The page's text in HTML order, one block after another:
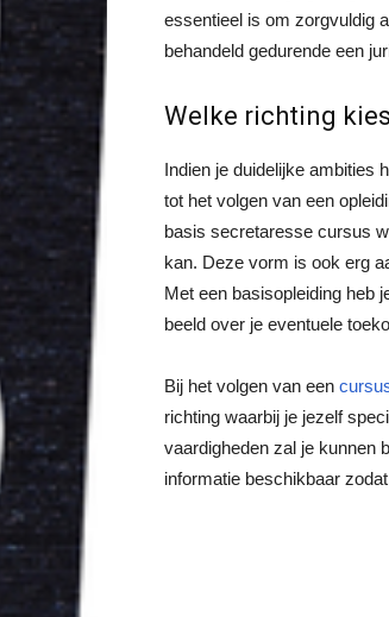
essentieel is om zorgvuldig
behandeld gedurende een
Welke richting
Indien je duidelijke ambities
tot het volgen van een
basis secretaresse cursus
kan. Deze vorm is ook erg
Met een basisopleiding heb
beeld over je eventuele
Bij het volgen van een
richting waarbij je jezelf
vaardigheden zal je kunnen
informatie beschikbaar